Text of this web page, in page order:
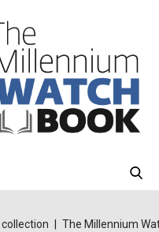
collection
The Millennium